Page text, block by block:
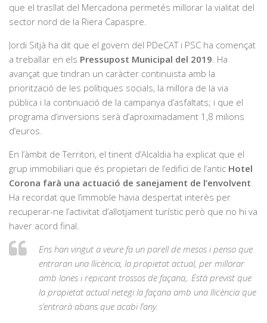
que el trasllat del Mercadona permetés millorar la vialitat del
sector nord de la Riera Capaspre.
Jordi Sitjà ha dit que el govern del PDeCAT i PSC ha començat
a treballar en els Pressupost Municipal del 2019 . Ha
avançat que tindran un caràcter continuista amb la
priorització de les polítiques socials, la millora de la via
pública i la continuació de la campanya d’asfaltats; i que el
programa d’inversions serà d’aproximadament 1,8 milions
d’euros.
En l’àmbit de Territori, el tinent d’Alcaldia ha explicat que el
grup immobiliari que és propietari de l’edifici de l’antic Hotel
Corona farà una actuació de sanejament de l’envolvent
Ha recordat que l’immoble havia despertat interès per
recuperar-ne l’activitat d’allotjament turístic però que no hi va
haver acord final.
Ens han vingut a veure fa un parell de mesos i penso que
entraran una llicència, la propietat actual, per millorar
amb lones i repicant trossos de façana,. Està previst que
la propietat actual netegi la façana amb una llicència que
s’entrarà abans que acabi l’any.